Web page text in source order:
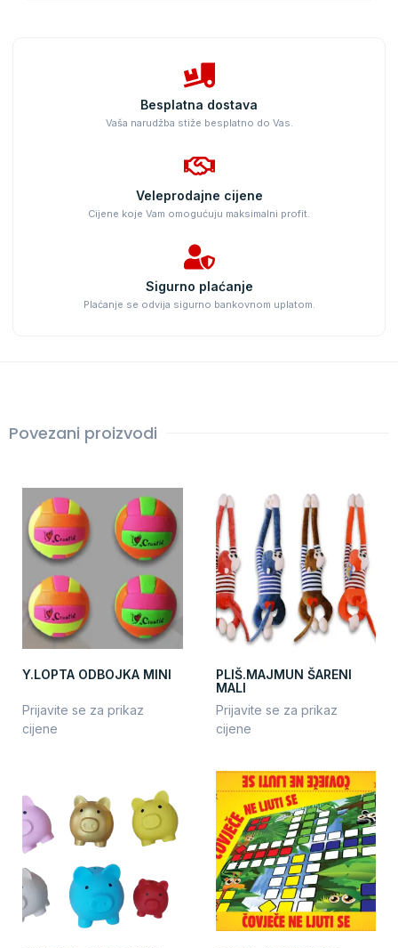
Besplatna dostava
Vaša narudžba stiže besplatno do Vas.
Veleprodajne cijene
Cijene koje Vam omogućuju maksimalni profit.
Sigurno plaćanje
Plaćanje se odvija sigurno bankovnom uplatom.
Povezani proizvodi
Y.LOPTA ODBOJKA MINI
Prijavite se za prikaz
cijene
PLIŠ.MAJMUN ŠARENI
MALI
Prijavite se za prikaz
cijene